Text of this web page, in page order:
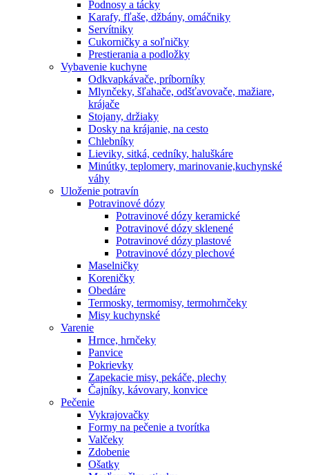
Podnosy a tácky
Karafy, fľaše, džbány, omáčniky
Servítniky
Cukorničky a soľničky
Prestierania a podložky
Vybavenie kuchyne
Odkvapkávače, príborníky
Mlynčeky, šľahače, odšťavovače, mažiare,
krájače
Stojany, držiaky
Dosky na krájanie, na cesto
Chlebníky
Lieviky, sitká, cedníky, haluškáre
Minútky, teplomery, marinovanie,kuchynské
váhy
Uloženie potravín
Potravinové dózy
Potravinové dózy keramické
Potravinové dózy sklenené
Potravinové dózy plastové
Potravinové dózy plechové
Maselničky
Koreničky
Obedáre
Termosky, termomisy, termohrnčeky
Misy kuchynské
Varenie
Hrnce, hrnčeky
Panvice
Pokrievky
Zapekacie misy, pekáče, plechy
Čajníky, kávovary, konvice
Pečenie
Vykrajovačky
Formy na pečenie a tvorítka
Valčeky
Zdobenie
Ošatky